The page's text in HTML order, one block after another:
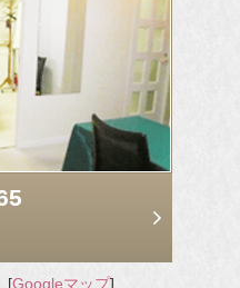
[Googleマップ]